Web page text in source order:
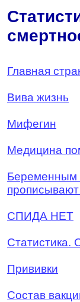
Главная
Вива жизнь
Мифегин
Медицина
Беременным
прописывают
СПИДА НЕТ
Статистика.
Прививки
Состав